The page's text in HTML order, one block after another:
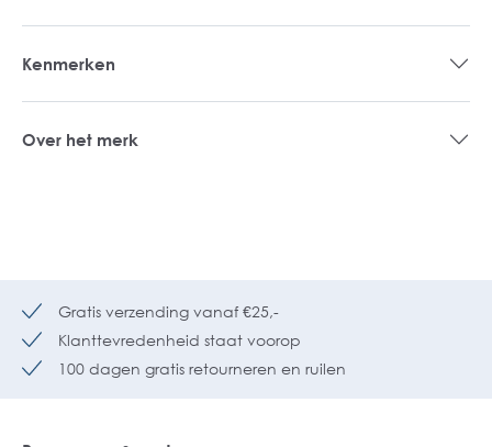
Kenmerken
Over het merk
Gratis verzending vanaf €25,-
Klanttevredenheid staat voorop
100 dagen gratis retourneren en ruilen